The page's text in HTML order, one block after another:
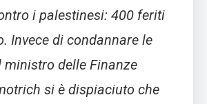
i palestinesi: 400 feriti
Invece di condannare le
ministro delle Finanze
si è dispiaciuto che